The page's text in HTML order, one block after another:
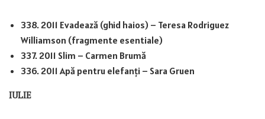
338. 2011 Evadează (ghid haios) – Teresa Rodriguez
Williamson (fragmente esentiale)
337. 2011 Slim – Carmen Brumă
336. 2011 Apă pentru elefanți – Sara Gruen
IULIE